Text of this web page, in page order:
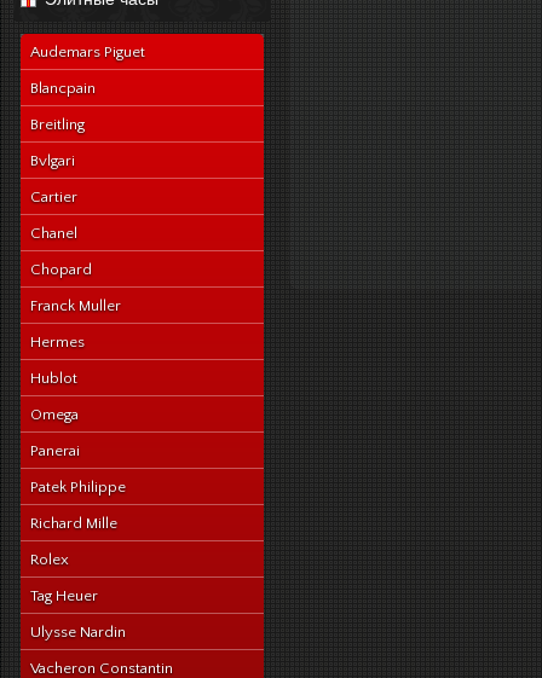
Audemars Piguet
Blancpain
Breitling
Bvlgari
Cartier
Chanel
Chopard
Franck Muller
Hermes
Hublot
Omega
Panerai
Patek Philippe
Richard Mille
Rolex
Tag Heuer
Ulysse Nardin
Vacheron Constantin